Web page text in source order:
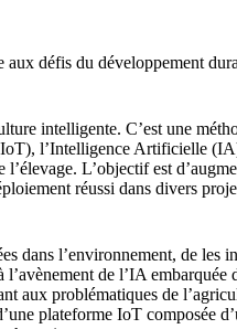
défis du développement
intelligente. C’est une
l’Intelligence Artificielle
L’objectif est
réussi dans divers
dans l’environnement, de
de l’IA
aux problématiques de
plateforme IoT composée